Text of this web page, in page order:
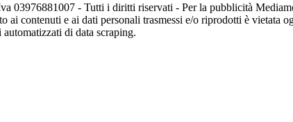
03976881007 - Tutti i diritti riservati - Per la pubblicità
ai contenuti e ai dati personali trasmessi e/o riprodotti è vietata
di data scraping.